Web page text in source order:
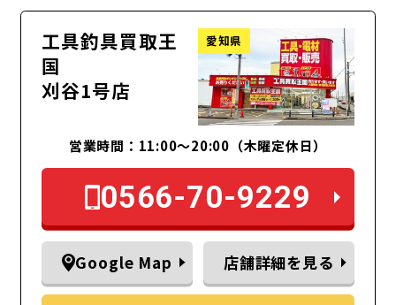
工具釣具買取王
国
刈谷1号店
愛知県
営業時間：11:00～20:00（木曜定休日）
0566-70-9229
Google Map 店舗詳細を見る